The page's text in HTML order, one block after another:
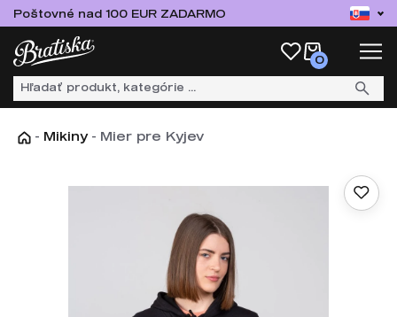
Poštovné nad 100 EUR ZADARMO
0
- Mikiny - Mier pre Kyjev